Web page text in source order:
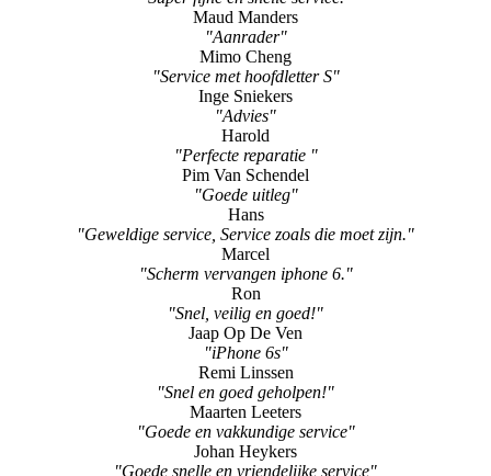
Maud Manders
"Aanrader"
Mimo Cheng
"Service met hoofdletter S"
Inge Sniekers
"Advies"
Harold
"Perfecte reparatie "
Pim Van Schendel
"Goede uitleg"
Hans
"Geweldige service, Service zoals die moet zijn."
Marcel
"Scherm vervangen iphone 6."
Ron
"Snel, veilig en goed!"
Jaap Op De Ven
"iPhone 6s"
Remi Linssen
"Snel en goed geholpen!"
Maarten Leeters
"Goede en vakkundige service"
Johan Heykers
"Goede snelle en vriendelijke service"